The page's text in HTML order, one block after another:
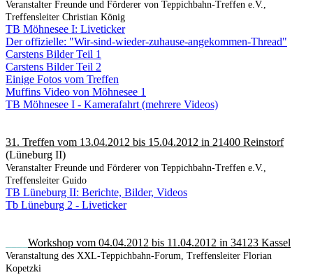
Veranstalter Freunde und Förderer von Teppichbahn-Treffen e.V.,
Treffensleiter Christian König
TB Möhnesee I: Liveticker
Der offizielle: "Wir-sind-wieder-zuhause-angekommen-Thread"
Carstens Bilder Teil 1
Carstens Bilder Teil 2
Einige Fotos vom Treffen
Muffins Video von Möhnesee 1
TB Möhnesee I - Kamerafahrt (mehrere Videos)
31. Treffen vom 13.04.2012 bis 15.04.2012 in 21400 Reinstorf
(Lüneburg II)
Veranstalter Freunde und Förderer von Teppichbahn-Treffen e.V.,
Treffensleiter Guido
TB Lüneburg II: Berichte, Bilder, Videos
Tb Lüneburg 2 - Liveticker
Workshop vom 04.04.2012 bis 11.04.2012 in 34123 Kassel
Veranstaltung des XXL-Teppichbahn-Forum, Treffensleiter Florian
Kopetzki